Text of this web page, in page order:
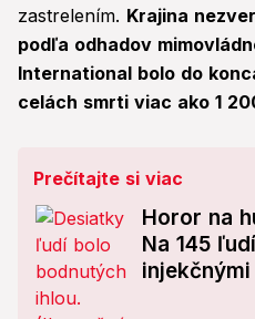
zastrelením. Krajina
podľa odhadov
International bolo do
celách smrti viac ako 1
Prečítajte si viac
Horor na
Na 145